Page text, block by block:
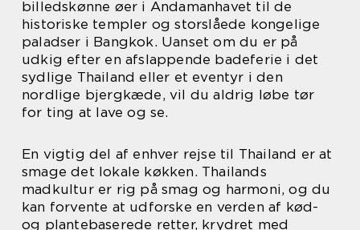
billedskønne øer i Andamanhavet til de
historiske templer og storslåede kongelige
paladser i Bangkok. Uanset om du er på
udkig efter en afslappende badeferie i det
sydlige Thailand eller et eventyr i den
nordlige bjergkæde, vil du aldrig løbe tør
for ting at lave og se.
En vigtig del af enhver rejse til Thailand er at
smage det lokale køkken. Thailands
madkultur er rig på smag og harmoni, og du
kan forvente at udforske en verden af kød-
og plantebaserede retter, krydret med